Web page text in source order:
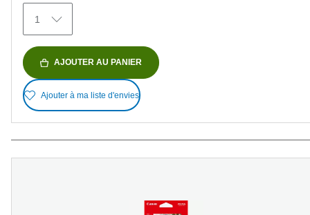
avis
1
AJOUTER AU PANIER
Ajouter à ma liste d'envies